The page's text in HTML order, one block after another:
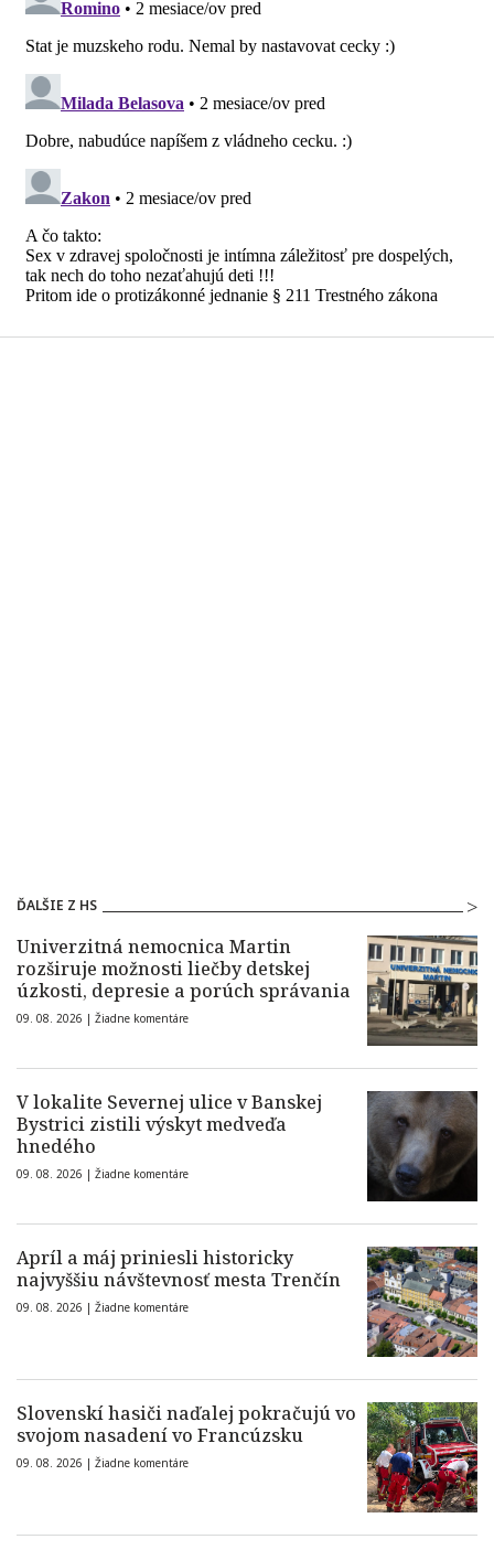
ĎALŠIE Z HS
Univerzitná nemocnica Martin
rozširuje možnosti liečby detskej
úzkosti, depresie a porúch správania
09. 08. 2026 | Žiadne komentáre
V lokalite Severnej ulice v Banskej
Bystrici zistili výskyt medveďa
hnedého
09. 08. 2026 | Žiadne komentáre
Apríl a máj priniesli historicky
najvyššiu návštevnosť mesta Trenčín
09. 08. 2026 | Žiadne komentáre
Slovenskí hasiči naďalej pokračujú vo
svojom nasadení vo Francúzsku
09. 08. 2026 | Žiadne komentáre